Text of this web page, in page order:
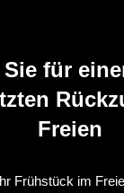
für
Freien
Frühstück im